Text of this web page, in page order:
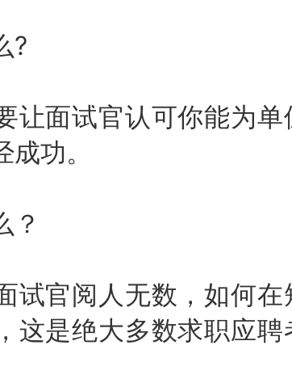
?
面试官认可你能为单
功。
官阅人无数，如何在
这是绝大多数求职应聘